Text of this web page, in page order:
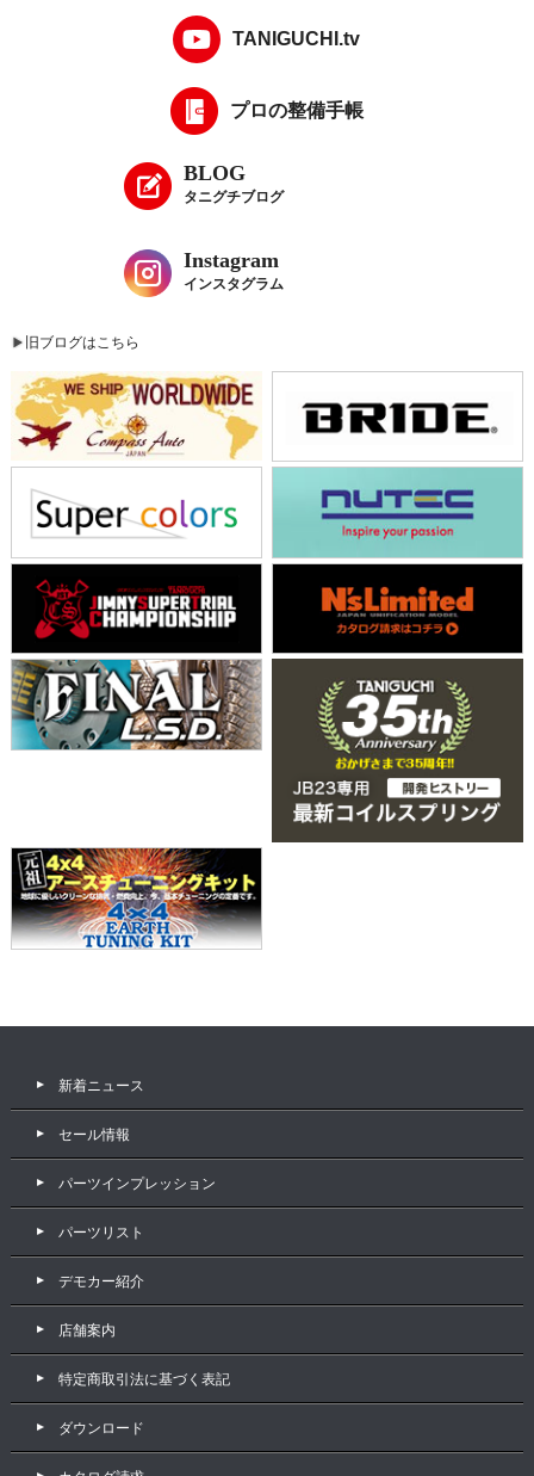
TANIGUCHI.tv
プロの整備手帳
BLOG
タニグチブログ
Instagram
インスタグラム
旧ブログはこちら
新着ニュース
セール情報
パーツインプレッション
パーツリスト
デモカー紹介
店舗案内
特定商取引法に基づく表記
ダウンロード